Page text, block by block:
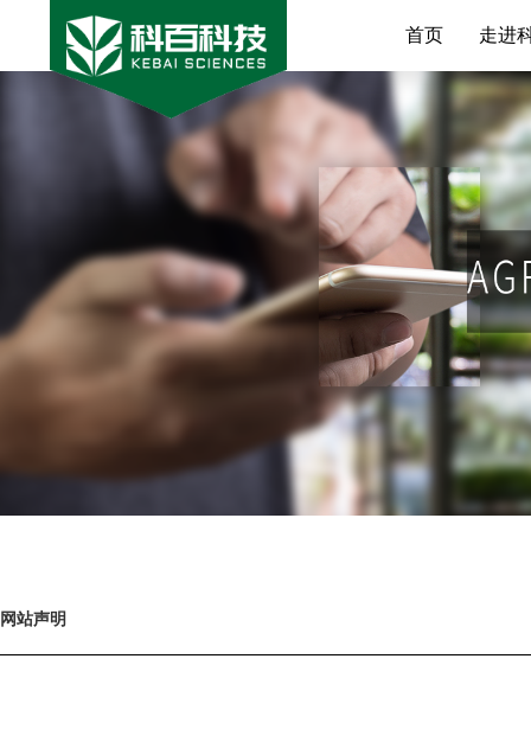
首页 走进
网站声明